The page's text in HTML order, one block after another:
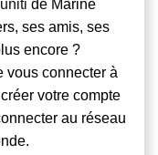
de Marine
ses amis, ses
encore ?
vous connecter à
votre compte
au réseau